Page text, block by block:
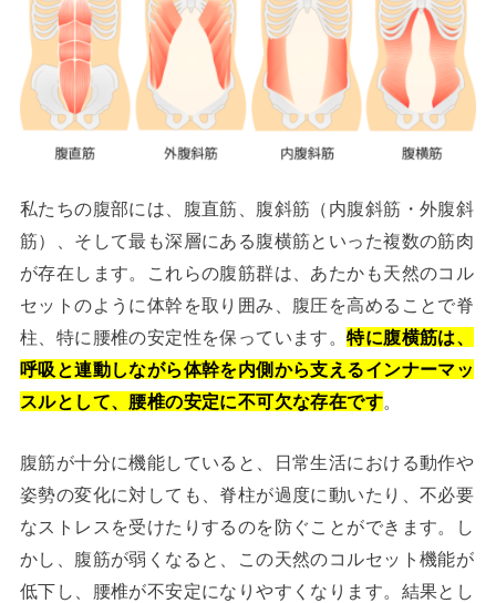
私たちの腹部には、腹直筋、腹斜筋（内腹斜筋・外腹斜
筋）、そして最も深層にある腹横筋といった複数の筋肉
が存在します。これらの腹筋群は、あたかも天然のコル
セットのように体幹を取り囲み、腹圧を高めることで脊
柱、特に腰椎の安定性を保っています。特に腹横筋は、
呼吸と連動しながら体幹を内側から支えるインナーマッ
スルとして、腰椎の安定に不可欠な存在です。
腹筋が十分に機能していると、日常生活における動作や
姿勢の変化に対しても、脊柱が過度に動いたり、不必要
なストレスを受けたりするのを防ぐことができます。し
かし、腹筋が弱くなると、この天然のコルセット機能が
低下し、腰椎が不安定になりやすくなります。結果とし